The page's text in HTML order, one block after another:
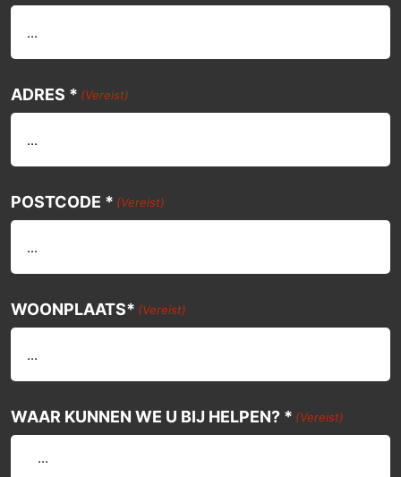
ADRES * (Vereist)
POSTCODE * (Vereist)
WOONPLAATS* (Vereist)
WAAR KUNNEN WE U BIJ HELPEN? * (Vereist)